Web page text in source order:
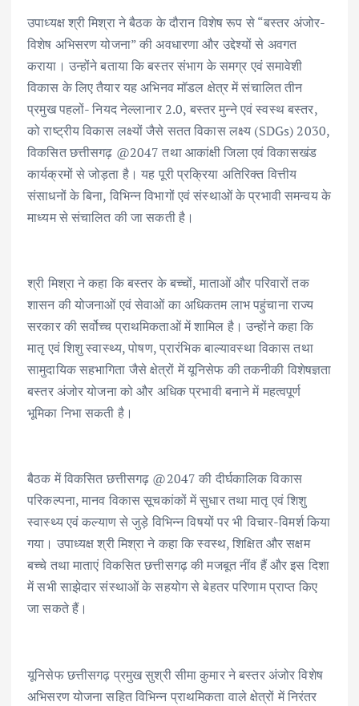
उपाध्यक्ष श्री मिश्रा ने बैठक के दौरान विशेष रूप से “बस्तर अंजोर-
विशेष अभिसरण योजना” की अवधारणा और उद्देश्यों से अवगत
कराया। उन्होंने बताया कि बस्तर संभाग के समग्र एवं समावेशी
विकास के लिए तैयार यह अभिनव मॉडल क्षेत्र में संचालित तीन
प्रमुख पहलों- नियद नेल्लानार 2.0, बस्तर मुन्ने एवं स्वस्थ बस्तर,
को राष्ट्रीय विकास लक्ष्यों जैसे सतत विकास लक्ष्य (SDGs) 2030,
विकसित छत्तीसगढ़ @2047 तथा आकांक्षी जिला एवं विकासखंड
कार्यक्रमों से जोड़ता है। यह पूरी प्रक्रिया अतिरिक्त वित्तीय
संसाधनों के बिना, विभिन्न विभागों एवं संस्थाओं के प्रभावी समन्वय के
माध्यम से संचालित की जा सकती है।
श्री मिश्रा ने कहा कि बस्तर के बच्चों, माताओं और परिवारों तक
शासन की योजनाओं एवं सेवाओं का अधिकतम लाभ पहुंचाना राज्य
सरकार की सर्वोच्च प्राथमिकताओं में शामिल है। उन्होंने कहा कि
मातृ एवं शिशु स्वास्थ्य, पोषण, प्रारंभिक बाल्यावस्था विकास तथा
सामुदायिक सहभागिता जैसे क्षेत्रों में यूनिसेफ की तकनीकी विशेषज्ञता
बस्तर अंजोर योजना को और अधिक प्रभावी बनाने में महत्वपूर्ण
भूमिका निभा सकती है।
बैठक में विकसित छत्तीसगढ़ @2047 की दीर्घकालिक विकास
परिकल्पना, मानव विकास सूचकांकों में सुधार तथा मातृ एवं शिशु
स्वास्थ्य एवं कल्याण से जुड़े विभिन्न विषयों पर भी विचार-विमर्श किया
गया। उपाध्यक्ष श्री मिश्रा ने कहा कि स्वस्थ, शिक्षित और सक्षम
बच्चे तथा माताएं विकसित छत्तीसगढ़ की मजबूत नींव हैं और इस दिशा
में सभी साझेदार संस्थाओं के सहयोग से बेहतर परिणाम प्राप्त किए
जा सकते हैं।
यूनिसेफ छत्तीसगढ़ प्रमुख सुश्री सीमा कुमार ने बस्तर अंजोर विशेष
अभिसरण योजना सहित विभिन्न प्राथमिकता वाले क्षेत्रों में निरंतर